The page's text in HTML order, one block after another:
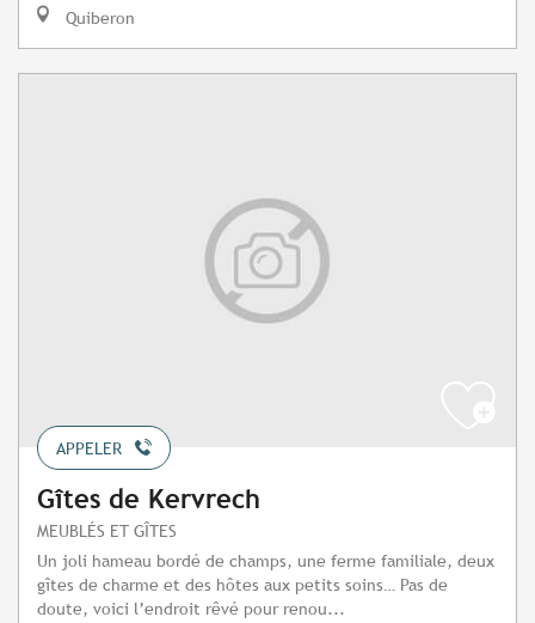
Quiberon
APPELER
Gîtes de Kervrech
MEUBLÉS ET GÎTES
Un joli hameau bordé de champs, une ferme familiale, deux
gîtes de charme et des hôtes aux petits soins… Pas de
doute, voici l’endroit rêvé pour renou...